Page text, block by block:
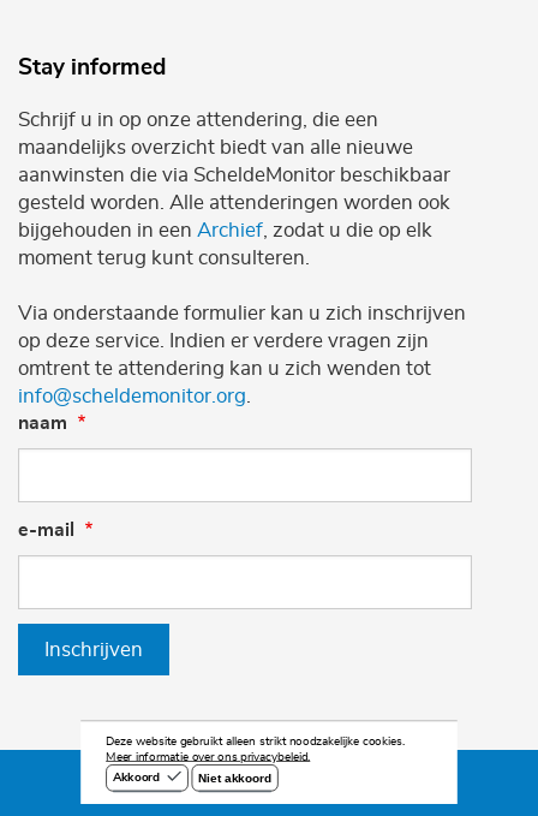
Stay informed
Schrijf u in op onze attendering, die een
maandelijks overzicht biedt van alle nieuwe
aanwinsten die via ScheldeMonitor beschikbaar
gesteld worden. Alle attenderingen worden ook
bijgehouden in een Archief , zodat u die op elk
moment terug kunt consulteren.
Via onderstaande formulier kan u zich inschrijven
op deze service. Indien er verdere vragen zijn
omtrent te attendering kan u zich wenden tot
info@scheldemonitor.org
naam
e-mail
Inschrijven
©2026 Scheldemonitor
Deze website gebruikt alleen strikt noodzakelijke cookies.
Meer informatie over ons privacybeleid.
Akkoord
Niet akkoord